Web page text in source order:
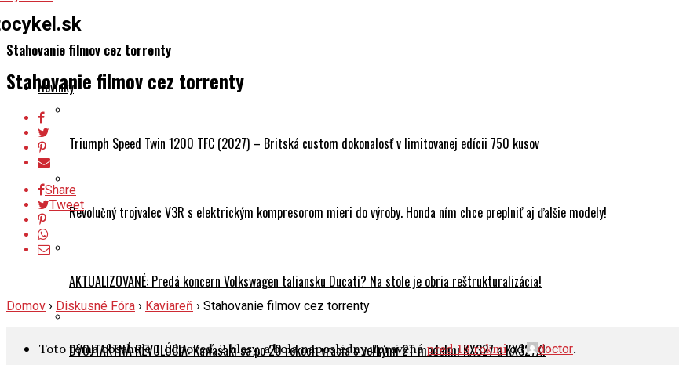
Stahovanie filmov cez torrenty
Novinky
Triumph Speed Twin 1200 TFC (2027) – Britská custom dokonalosť v limitovanej edícii 750 kusov
Revolučný trojvalec V3R s elektrickým kompresorom mieri do výroby. Honda ním chce preplniť aj ďalšie modely!
AKTUALIZOVANÉ: Predá koncern Volkswagen taliansku Ducati? Na stole je obria reštrukturalizácia!
DVOJTAKTNÁ REVOLÚCIA: Kawasaki sa po 20 rokoch vracia s veľkými 2T modelmi KX327 a KX327X!
Stahovanie filmov cez torrenty
Share
Tweet
Domov › Diskusné Fóra › Kaviareň › Stahovanie filmov cez torrenty
Toto téma obsahuje 1 odpoveď, 2 hlasy, a bola naposledny upravenápred 18 rokmiod doctor.